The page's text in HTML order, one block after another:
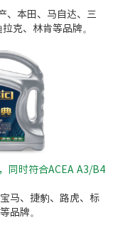
、本田、马自达、三
克、林肯等品牌。
同时符合ACEA A3/B4
马、捷豹、路虎、标
品牌。